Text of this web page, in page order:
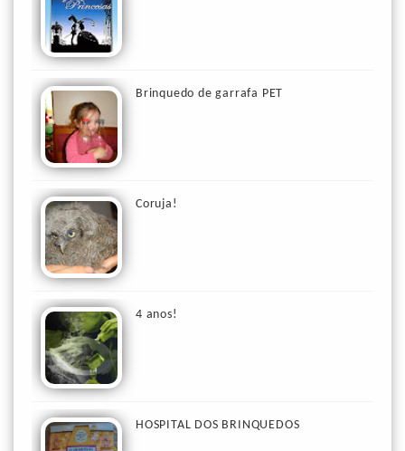
Brinquedo de garrafa PET
Coruja!
4 anos!
HOSPITAL DOS BRINQUEDOS